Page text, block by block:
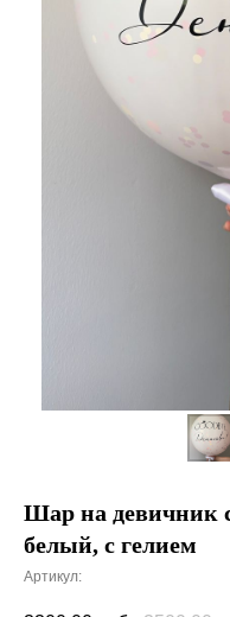
Шар на девичник
белый, с гелием
Артикул: